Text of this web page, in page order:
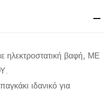
ηλεκτροστατική βαφή, ΜΕ
ιδανικό για